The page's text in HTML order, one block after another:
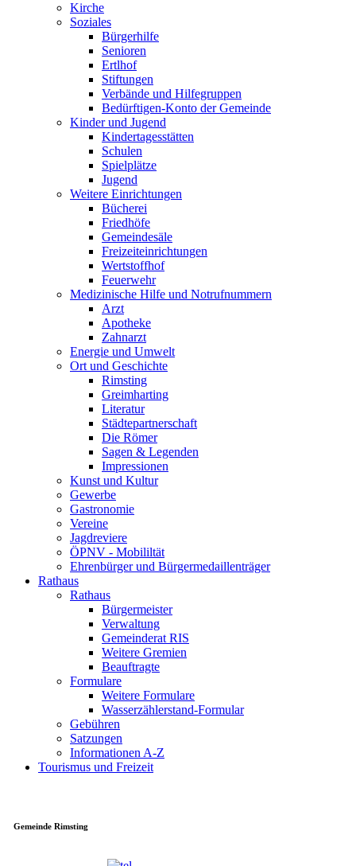
Kirche
Soziales
Bürgerhilfe
Senioren
Ertlhof
Stiftungen
Verbände und Hilfegruppen
Bedürftigen-Konto der Gemeinde
Kinder und Jugend
Kindertagesstätten
Schulen
Spielplätze
Jugend
Weitere Einrichtungen
Bücherei
Friedhöfe
Gemeindesäle
Freizeiteinrichtungen
Wertstoffhof
Feuerwehr
Medizinische Hilfe und Notrufnummern
Arzt
Apotheke
Zahnarzt
Energie und Umwelt
Ort und Geschichte
Rimsting
Greimharting
Literatur
Städtepartnerschaft
Die Römer
Sagen & Legenden
Impressionen
Kunst und Kultur
Gewerbe
Gastronomie
Vereine
Jagdreviere
ÖPNV - Mobililtät
Ehrenbürger und Bürgermedaillenträger
Rathaus
Rathaus
Bürgermeister
Verwaltung
Gemeinderat RIS
Weitere Gremien
Beauftragte
Formulare
Weitere Formulare
Wasserzählerstand-Formular
Gebühren
Satzungen
Informationen A-Z
Tourismus und Freizeit
Gemeinde Rimsting